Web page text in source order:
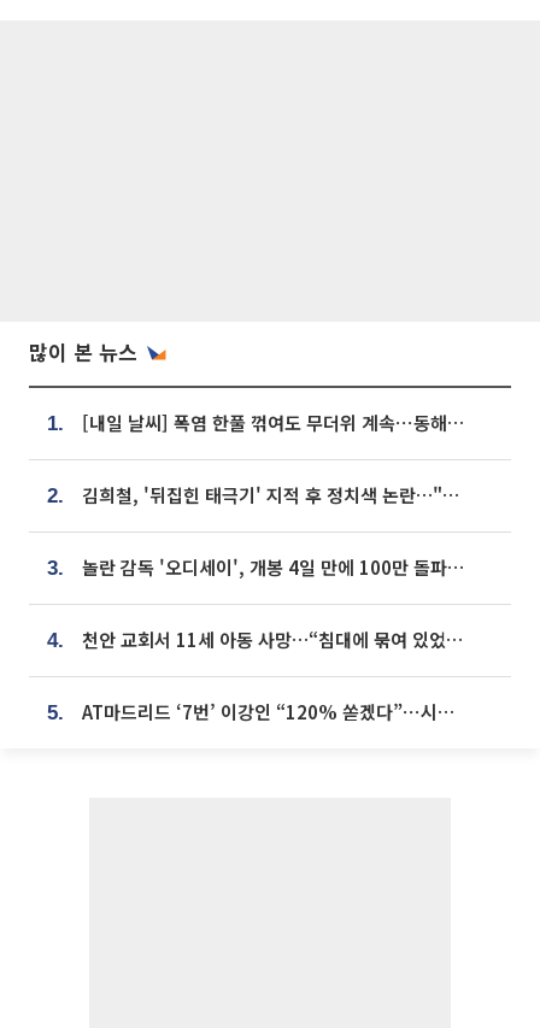
많이 본 뉴스
1. [내일 날씨] 폭염 한풀 꺾여도 무더위 계속⋯동해안 이틀 연속 비
2. 김희철, '뒤집힌 태극기' 지적 후 정치색 논란…"좌우 떠나 우리나라 국기"
3. 놀란 감독 '오디세이', 개봉 4일 만에 100만 돌파⋯'왕사남' 보다 빠르다
4. 천안 교회서 11세 아동 사망…“침대에 묶여 있었다” 진술 확보
5. AT마드리드 ‘7번’ 이강인 “120% 쏟겠다”⋯시메오네 감독 “필요한 선수”